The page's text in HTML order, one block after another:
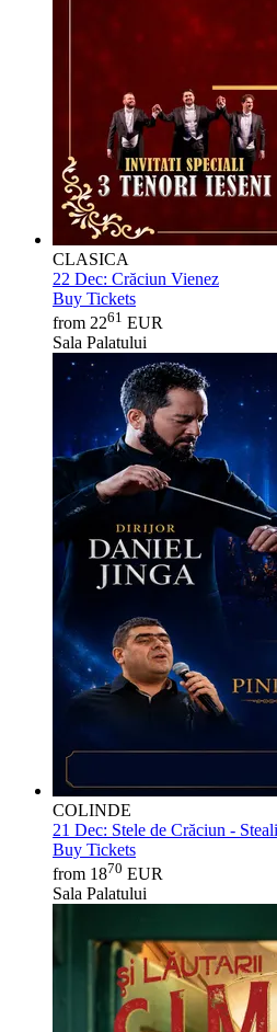
CLASICA
22 Dec: Crăciun Vienez
Buy Tickets
from 2261 EUR
Sala Palatului
COLINDE
21 Dec: Stele de Crăciun -
Buy Tickets
from 1870 EUR
Sala Palatului